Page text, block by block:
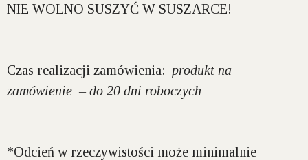
NIE WOLNO SUSZYĆ W SUSZARCE!
Czas realizacji zamówienia: produkt na
zamówienie – do 20 dni roboczych
*Odcień w rzeczywistości może minimalnie